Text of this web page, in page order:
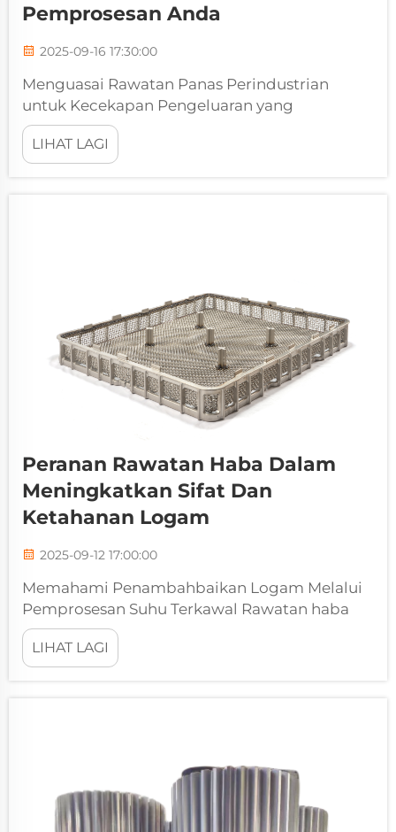
Pemprosesan Anda
2025-09-16 17:30:00
Menguasai Rawatan Panas Perindustrian
untuk Kecekapan Pengeluaran yang
Ditingkatkan Proses rawatan haba
membentuk tulang belakang operasi
pembuatan moden, yang membolehkan
LIHAT LAGI
Peranan Rawatan Haba Dalam
Meningkatkan Sifat Dan
Ketahanan Logam
2025-09-12 17:00:00
Memahami Penambahbaikan Logam Melalui
Pemprosesan Suhu Terkawal Rawatan haba
adalah salah satu proses yang paling penting
dalam metalurgi, mengubah sifat logam dan
aloi secara asas untuk mencapai ciri yang
LIHAT LAGI